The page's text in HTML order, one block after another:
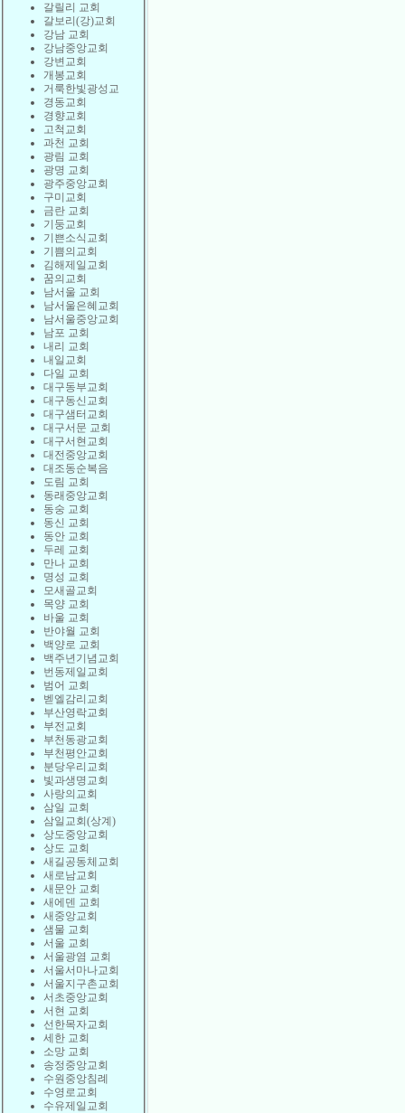
갈릴리 교회
갈보리(강)교회
강남 교회
강남중앙교회
강변교회
개봉교회
거룩한빛광성교
경동교회
경향교회
고척교회
과천 교회
광림 교회
광명 교회
광주중앙교회
구미교회
금란 교회
기둥교회
기쁜소식교회
기쁨의교회
김해제일교회
꿈의교회
남서울 교회
남서울은혜교회
남서울중앙교회
남포 교회
내리 교회
내일교회
다일 교회
대구동부교회
대구동신교회
대구샘터교회
대구서문 교회
대구서현교회
대전중앙교회
대조동순복음
도림 교회
동래중앙교회
동숭 교회
동신 교회
동안 교회
두레 교회
만나 교회
명성 교회
모새골교회
목양 교회
바울 교회
반야월 교회
백양로 교회
백주년기념교회
번동제일교회
범어 교회
벧엘감리교회
부산영락교회
부전교회
부천동광교회
부천평안교회
분당우리교회
빛과생명교회
사랑의교회
삼일 교회
삼일교회(상계)
상도중앙교회
상도 교회
새길공동체교회
새로남교회
새문안 교회
새에덴 교회
새중앙교회
샘물 교회
서울 교회
서울광염 교회
서울서마나교회
서울지구촌교회
서초중앙교회
서현 교회
선한목자교회
세한 교회
소망 교회
송정중앙교회
수원중앙침례
수영로교회
수유제일교회